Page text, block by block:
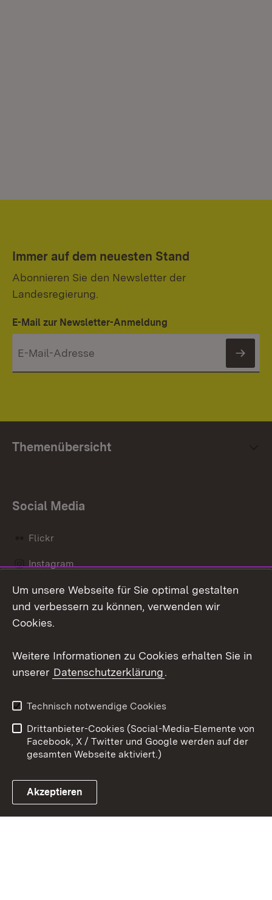
Immer auf dem neuesten Stand
Abonnieren Sie den Newsletter der
Landesregierung.
E-Mail zur Newsletter-Anmeldung
Themenübersicht
Social Media
Flickr
Instagram
Social Wall
Link zum Landesportal
Barrierefreiheit
Benutzungshinweise
Impressum
Cookies
Um unsere Webseite für Sie optimal gestalten
und verbessern zu können, verwenden wir
Cookies.
Weitere Informationen zu Cookies erhalten Sie in
unserer Datenschutzerklärung.
Technisch notwendige Cookies
Drittanbieter-Cookies (Social-Media-Elemente von
Facebook, X / Twitter und Google werden auf der
gesamten Webseite aktiviert.)
Akzeptieren